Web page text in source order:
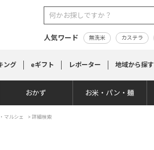
人気ワード 無洗米 カステラ
ング eギフト レポーター 地域から探す
おかず お米・パン・麺
マルシェ > 詳細検索